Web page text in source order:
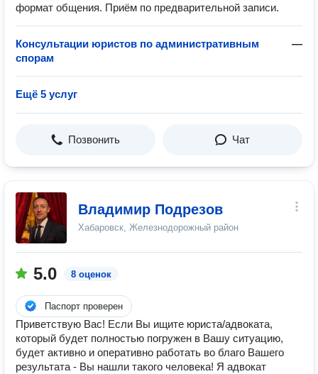
формат общения. Приём по предварительной записи.
Консультации юристов по административным
спорам
—
Ещё 5 услуг
Позвонить Чат
Владимир Подрезов
Хабаровск, Железнодорожный район
5.0 8 оценок
Паспорт проверен
Приветствую Вас! Если Вы ищите юриста/адвоката,
который будет полностью погружен в Вашу ситуацию,
будет активно и оперативно работать во благо Вашего
результата - Вы нашли такого человека! Я адвокат